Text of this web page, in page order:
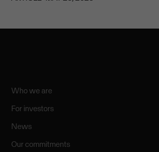
Who we are
For investors
News
Our commitments